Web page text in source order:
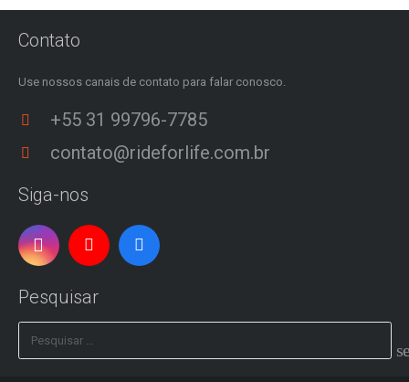
Contato
Use nossos canais de contato para falar conosco.
+55 31 99796-7785
contato@rideforlife.com.br
Siga-nos
Pesquisar